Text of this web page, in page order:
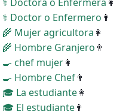
Doctor o Enfermero 👨
Mujer agricultora 👩
Hombre Granjero 👨
chef mujer👩
Hombre Chef👨
La estudiante👩
El estudiante👨